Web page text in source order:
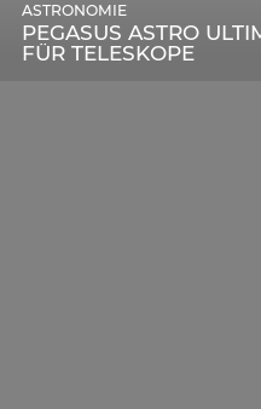
PEGASUS ASTRO
FÜR TELESKOPE
ASTRONOMIE